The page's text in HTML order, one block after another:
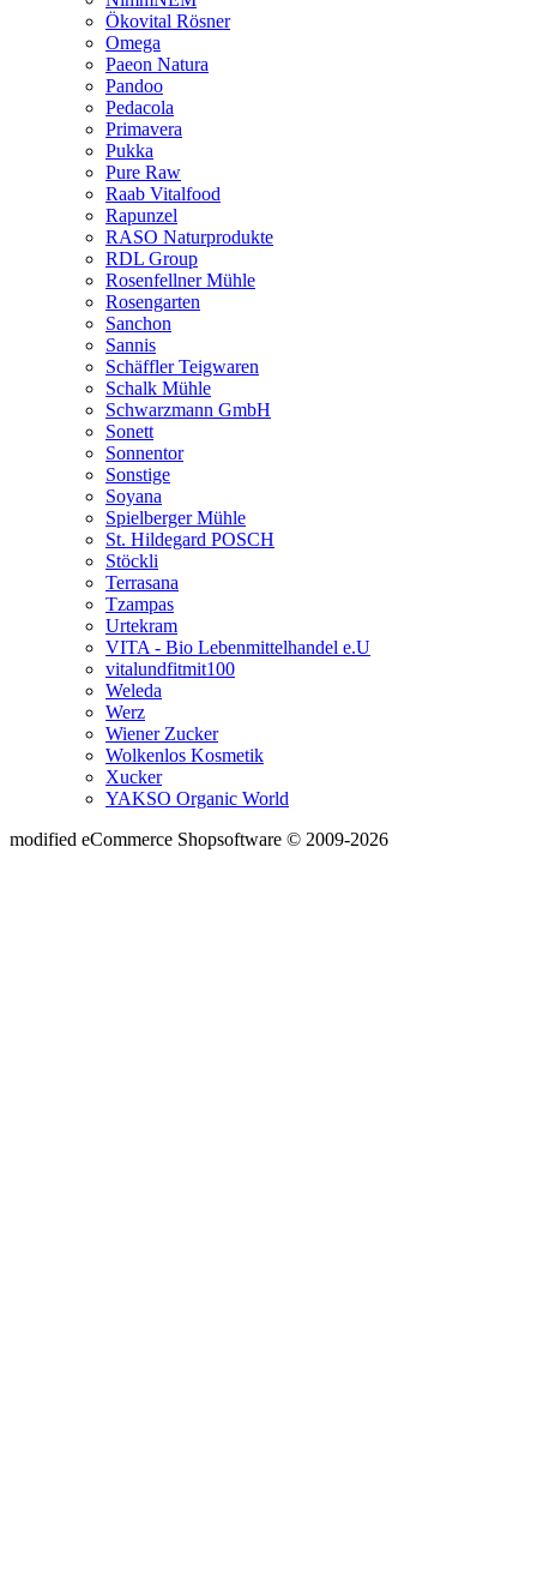
Ökovital Rösner
Omega
Paeon Natura
Pandoo
Pedacola
Primavera
Pukka
Pure Raw
Raab Vitalfood
Rapunzel
RASO Naturprodukte
RDL Group
Rosenfellner Mühle
Rosengarten
Sanchon
Sannis
Schäffler Teigwaren
Schalk Mühle
Schwarzmann GmbH
Sonett
Sonnentor
Sonstige
Soyana
Spielberger Mühle
St. Hildegard POSCH
Stöckli
Terrasana
Tzampas
Urtekram
VITA - Bio Lebenmittelhandel e.U
vitalundfitmit100
Weleda
Werz
Wiener Zucker
Wolkenlos Kosmetik
Xucker
YAKSO Organic World
modified eCommerce Shopsoftware © 2009-2026